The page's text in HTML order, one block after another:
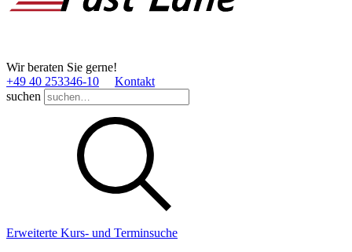
Wir beraten Sie gerne!
+49 40 253346­-10
Kontakt
suchen
Erweiterte Kurs- und Terminsuche